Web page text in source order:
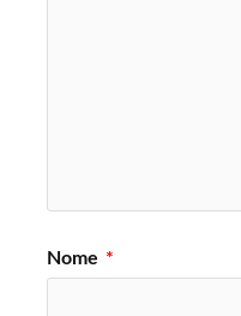
Nome *